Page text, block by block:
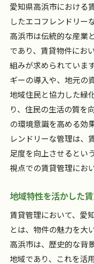
愛知県高浜市における
したエコフレンドリー
高浜市は伝統的な産業
であり、賃貸物件にお
組みが求められていま
ギーの導入や、地元の
地域住民と協力した緑
り、住民の生活の質を
の環境意識を高める効
レンドリーな管理は、
足度を向上させるとい
視点での賃貸管理にお
地域特性を活かした
賃貸管理において、愛
とは、物件の魅力を大
高浜市は、歴史的な背
地域であり、これを活